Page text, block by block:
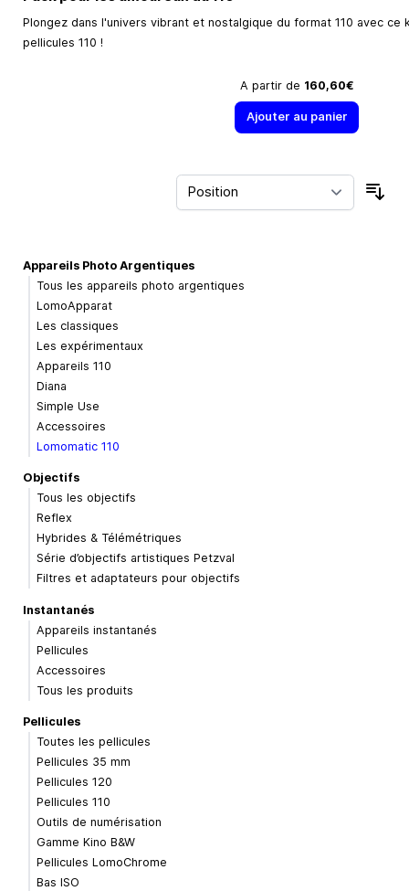
Plongez dans l'univers vibrant et nostalgique du format 110 avec
pellicules 110 !
A partir de 160,60€
Ajouter au panier
Appareils Photo Argentiques
Tous les appareils photo argentiques
LomoApparat
Les classiques
Les expérimentaux
Appareils 110
Diana
Simple Use
Accessoires
Lomomatic 110
Objectifs
Tous les objectifs
Reflex
Hybrides & Télémétriques
Série d’objectifs artistiques Petzval
Filtres et adaptateurs pour objectifs
Instantanés
Appareils instantanés
Pellicules
Accessoires
Tous les produits
Pellicules
Toutes les pellicules
Pellicules 35 mm
Pellicules 120
Pellicules 110
Outils de numérisation
Gamme Kino B&W
Pellicules LomoChrome
Bas ISO